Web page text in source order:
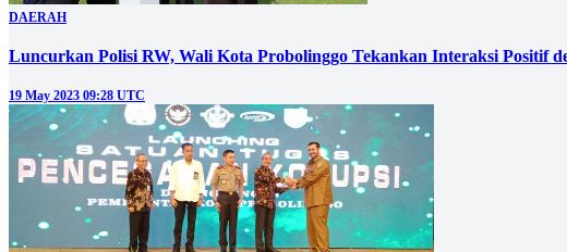
DAERAH
Luncurkan Polisi RW, Wali Kota Probolinggo Tekankan Interaksi Positif
19 May 2023 09:28 UTC